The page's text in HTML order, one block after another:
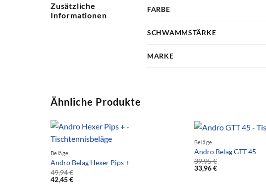
Zusätzliche
Informationen
FARBE
SCHWAMMSTÄRKE
MARKE
Ähnliche Produkte
Beläge
Andro Belag Hexer Pips +
49,94€
42,45€
Beläge
Andro Belag GTT 45
39,95€
33,96€